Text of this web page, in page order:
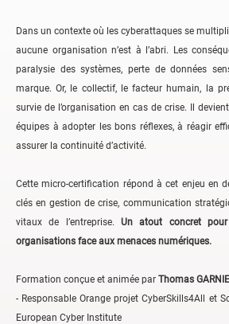
Dans un contexte où les cyberattaques se
aucune organisation n’est à l’abri. Les
paralysie des systèmes, perte de données
marque. Or, le collectif, le facteur humain, la
survie de l’organisation en cas de crise. Il
équipes à adopter les bons réflexes, à réagir
assurer la continuité d’activité.
Cette micro-certification répond à cet enjeu en
clés en gestion de crise, communication
vitaux de l’entreprise. Un atout concret
organisations face aux menaces numériques.
Formation conçue et animée par Thomas
- Responsable Orange projet CyberSkills4All et
European Cyber Institute